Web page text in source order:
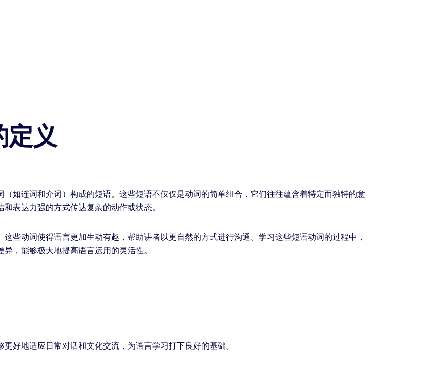
定义
如连词和介词）构成的短语。这些短语不仅仅是动词的简单组合，它们往往蕴含着特定而独特的意
表达力强的方式传达复杂的动作或状态。
些动词使得语言更加生动有趣，帮助讲者以更自然的方式进行沟通。学习这些短语动词的过程中，
，能够极大地提高语言运用的灵活性。
好地适应日常对话和文化交流，为语言学习打下良好的基础。